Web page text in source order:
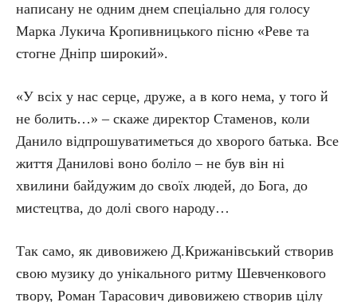
написану не одним днем спеціально для голосу
Марка Лукича Кропивницького пісню «Реве та
стогне Дніпр широкий».
«У всіх у нас серце, друже, а в кого нема, у того й
не болить…» – скаже директор Стаменов, коли
Данило відпрошуватиметься до хворого батька. Все
життя Данилові воно боліло – не був він ні
хвилини байдужим до своїх людей, до Бога, до
мистецтва, до долі свого народу…
Так само, як дивовижею Д.Крижанівський створив
свою музику до унікального ритму Шевченкового
твору, Роман Тарасович дивовижею створив цілу